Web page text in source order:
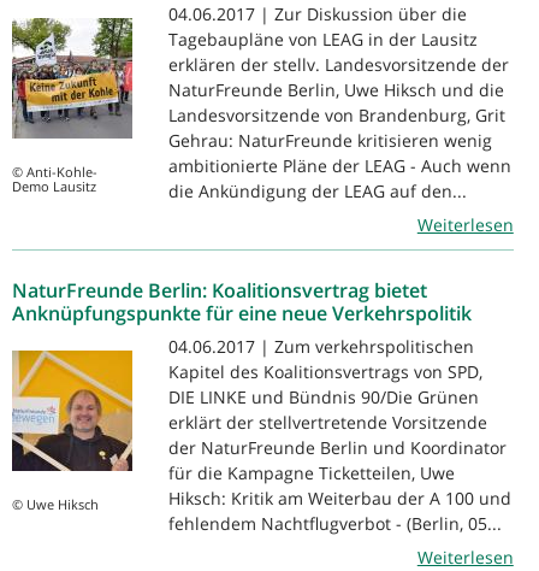
© Anti-Kohle-
Demo Lausitz
04.06.2017 | Zur Diskussion über die
Tagebaupläne von LEAG in der Lausitz
erklären der stellv. Landesvorsitzende der
NaturFreunde Berlin, Uwe Hiksch und die
Landesvorsitzende von Brandenburg, Grit
Gehrau: NaturFreunde kritisieren wenig
ambitionierte Pläne der LEAG - Auch wenn
die Ankündigung der LEAG auf den...
Weiterlesen
NaturFreunde Berlin: Koalitionsvertrag bietet
Anknüpfungspunkte für eine neue Verkehrspolitik
© Uwe Hiksch
04.06.2017 | Zum verkehrspolitischen
Kapitel des Koalitionsvertrags von SPD,
DIE LINKE und Bündnis 90/Die Grünen
erklärt der stellvertretende Vorsitzende
der NaturFreunde Berlin und Koordinator
für die Kampagne Ticketteilen, Uwe
Hiksch: Kritik am Weiterbau der A 100 und
fehlendem Nachtflugverbot - (Berlin, 05...
Weiterlesen